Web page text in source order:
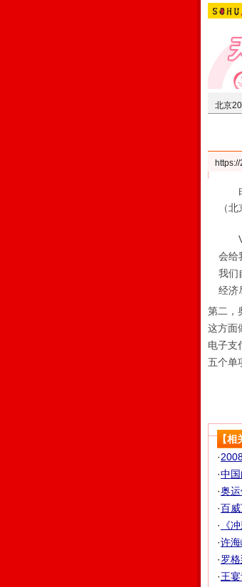
北京
由
（
会给
我们
经济
第二，
这方面
电子支
五个单
【相
·
·中
·奥
·百
· 《
·许
·罗
·王